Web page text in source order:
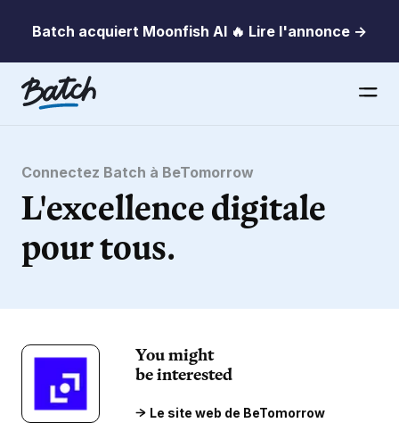
Batch acquiert Moonfish AI 🔥 Lire l'annonce →
Connectez Batch à BeTomorrow
L'excellence digitale
pour tous.
You might
be interested
Le site web de BeTomorrow